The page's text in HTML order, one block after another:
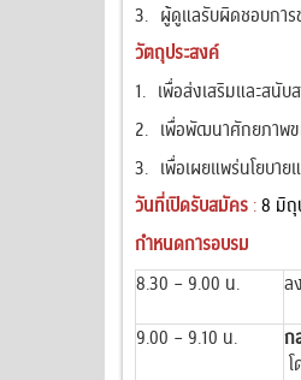
ผู้ดูแลรับผิดชอบการ
วัตถุประสงค์
เพื่อส่งเสริมและสนั
เพื่อพัฒนาศักยภาพ
เพื่อเผยแพร่นโยบา
วันที่เปิดรับสมัคร :8 มิ
กำหนดการอบรม
8.30 – 9.00 น.
ล
9.00 – 9.10 น.
ก